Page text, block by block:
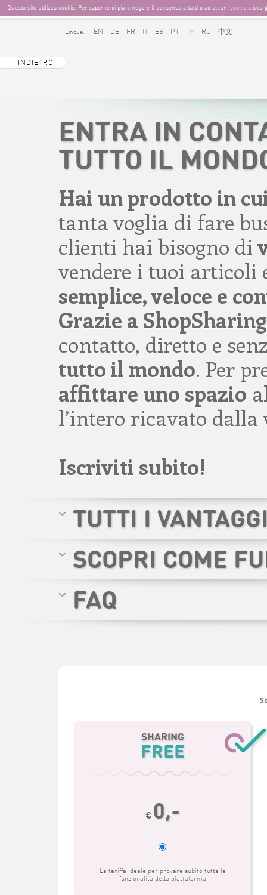
Questo sito utilizza cookie. Per saperne di più o negare il consenso a tutti o ad alcuni cookie clicca
Lingue: EN DE FR ES PT TR RU 中文
INDIETRO
ENTRA IN
TUTTO IL
Hai un prodotto in
tanta voglia di fare
clienti hai bisogno di
vendere i tuoi articoli
semplice, veloce e
Grazie a ShopSharing
contatto, diretto e
tutto il mondo. Per
affittare uno spazio
l’intero ricavato dalla
Iscriviti subito!
TUTTI I
SCOPRI COME
FAQ
SHARING
FREE
€ 0,-
La tariffa ideale per provare subito tutte le
funzionalità della piattaforma